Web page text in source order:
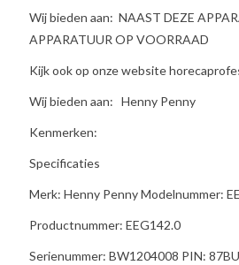
Wij bieden aan: NAAST DEZE
APPARATUUR OP VOORRAAD
Kijk ook op onze website
Wij bieden aan: Henny Penny
Kenmerken:
Specificaties
Merk: Henny Penny Modelnummer:
Productnummer: EEG142.0
Serienummer: BW1204008 PIN: